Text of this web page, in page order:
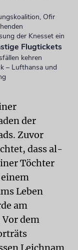
Ofir
der Knesset ein
Flugtickets
kehren
– Lufthansa und
der
Zuvor
dass al-
Töchter
Leben
am
dem